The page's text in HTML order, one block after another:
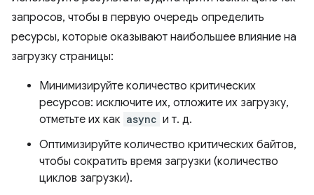
запросов, чтобы в первую очередь определить
ресурсы, которые оказывают наибольшее влияние на
загрузку страницы:
Минимизируйте количество критических
ресурсов: исключите их, отложите их загрузку,
отметьте их как async и т. д.
Оптимизируйте количество критических байтов,
чтобы сократить время загрузки (количество
циклов загрузки).